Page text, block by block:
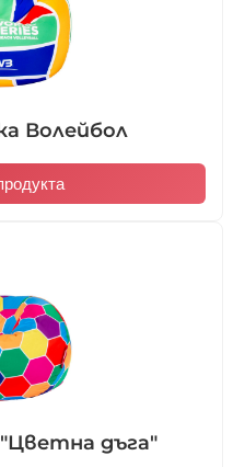
Волейбол
дъга"